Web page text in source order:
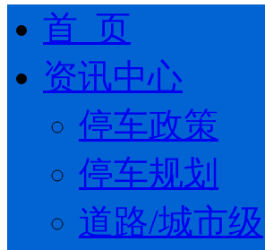
首 页
资讯中心
停车政策
停车规划
道路/城市级